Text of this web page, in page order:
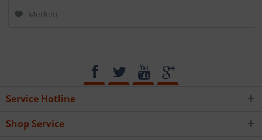
Merken
Service Hotline
Shop Service